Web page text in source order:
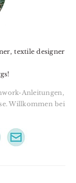
textile designer
Anleitungen,
Willkommen bei